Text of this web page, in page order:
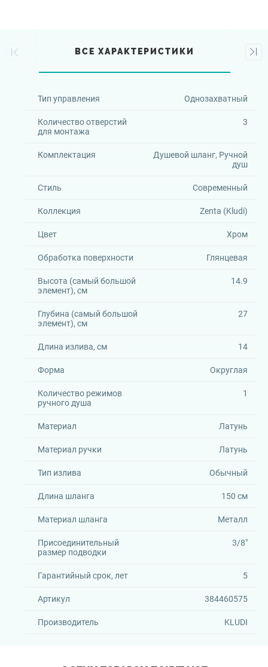
ВСЕ ХАРАКТЕРИСТИКИ
Тип управления Однозахватный
Количество отверстий
для монтажа
3
Комплектация
Душевой шланг, Ручной
душ
Стиль Современный
Коллекция Zenta (Kludi)
Цвет Хром
Обработка поверхности Глянцевая
Высота (самый большой
элемент), см
14.9
Глубина (самый большой
элемент), см
27
Длина излива, см 14
Форма Округлая
Количество режимов
ручного душа
1
Материал Латунь
Материал ручки Латунь
Тип излива Обычный
Длина шланга 150 см
Материал шланга Металл
Присоединительный
размер подводки
3/8"
Гарантийный срок, лет 5
Артикул 384460575
Производитель KLUDI